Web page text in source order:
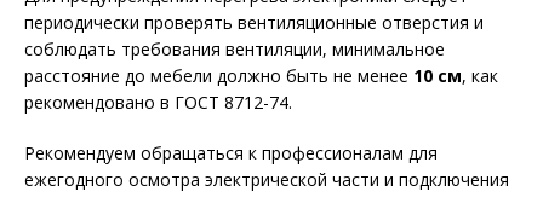
периодически проверять вентиляционные отверстия и
соблюдать требования вентиляции, минимальное
расстояние до мебели должно быть не менее 10 см, как
рекомендовано в ГОСТ 8712-74.
Рекомендуем обращаться к профессионалам для
ежегодного осмотра электрической части и подключения